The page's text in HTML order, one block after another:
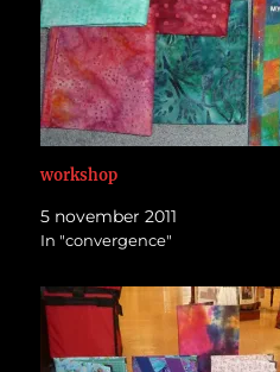
workshop
5 november 2011
In "convergence"